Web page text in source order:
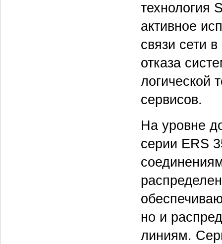
технология
активное
связи сети
отказа
логической
сервисов.
На уровне
серии ERS
но и
линиям.